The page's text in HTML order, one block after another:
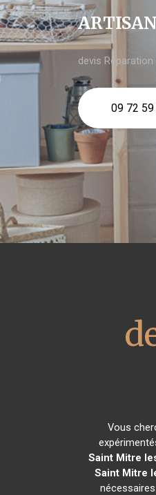
ARTISAN
devis
09 72
Vous
Saint Mitre
Saint Mitre